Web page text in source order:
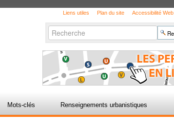
Liens utiles Plan du site Accessibilité Web
Chercher par
avancée…
Mots-clés Renseignements urbanistiques